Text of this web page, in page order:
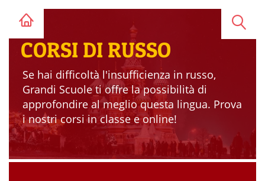
CORSI DI RUSSO
Se hai difficoltà l'insufficienza in russo,
Grandi Scuole ti offre la possibilità di
approfondire al meglio questa lingua. Prova
i nostri corsi in classe e online!